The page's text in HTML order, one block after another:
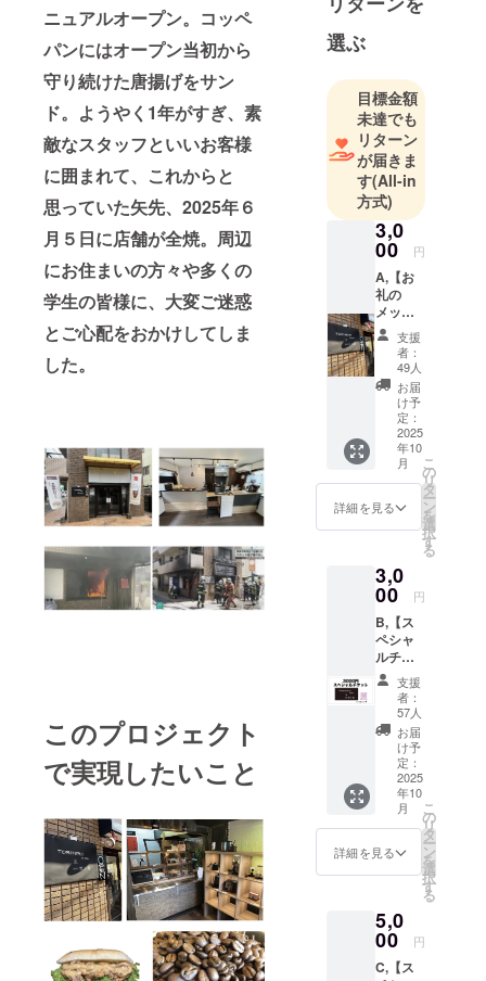
ニュアルオープン。コッペ
パンにはオープン当初から
守り続けた唐揚げをサン
ド。ようやく1年がすぎ、素
敵なスタッフといいお客様
に囲まれて、これからと
思っていた矢先、2025年６
月５日に店舗が全焼。周辺
にお住まいの方々や多くの
学生の皆様に、大変ご迷惑
とご心配をおかけしてしま
した。
このプロジェクト
で実現したいこと
みを営業。
大学生の皆
で頂けるよ
う頑張って
きました。
選ぶ
目標金額
未達でも
リターン
が届きま
す(All-in
方式)
3,0
00 円
A,【お
礼の
メッ
セー
ジ】 感
謝の気
持ちを
込め
て、お
礼の
メッ
セージ
をお送
りしま
す。
支援
者：
49人
お届
け予
定：
2025
年10
月
詳細を見る
こ
の
リ
タ
ー
ン
を
選
択
す
る
3,0
00 円
B,【ス
ペシャ
ルチ
ケッ
ト】
お店の
商品の
購入時
にご利
用いた
だけま
す。 チ
ケット
は、１
枠 500
円
コッペ
パンサ
ンド＋
ランチ
支援
者：
57人
お届
け予
定：
2025
年10
月
詳細を見る
こ
の
リ
タ
ー
ン
を
選
択
す
る
5,0
00 円
C,【ス